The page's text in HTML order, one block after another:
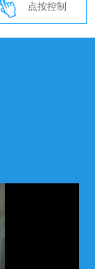
点按控制